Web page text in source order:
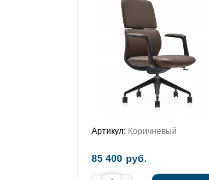
Артикул: Коричневый
85 400 руб.